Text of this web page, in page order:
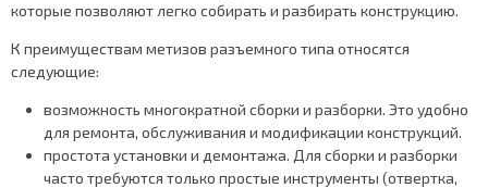
которые позволяют легко собирать и разбирать конструкцию.
К преимуществам метизов разъемного типа относятся
следующие:
возможность многократной сборки и разборки. Это удобно
для ремонта, обслуживания и модификации конструкций.
простота установки и демонтажа. Для сборки и разборки
часто требуются только простые инструменты (отвертка,